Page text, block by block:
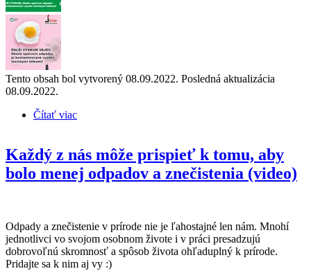
Tento obsah bol vytvorený 08.09.2022. Posledná aktualizácia
08.09.2022.
Čítať viac
Každý z nás môže prispieť k tomu, aby
bolo menej odpadov a znečistenia (video)
Odpady a znečistenie v prírode nie je ľahostajné len nám. Mnohí
jednotlivci vo svojom osobnom živote i v práci presadzujú
dobrovoľnú skromnosť a spôsob života ohľaduplný k prírode.
Pridajte sa k nim aj vy :)